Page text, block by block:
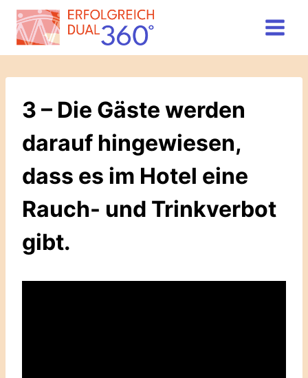
Zum
Inhalt
springen
3 – Die Gäste werden
darauf hingewiesen,
dass es im Hotel eine
Rauch- und Trinkverbot
gibt.